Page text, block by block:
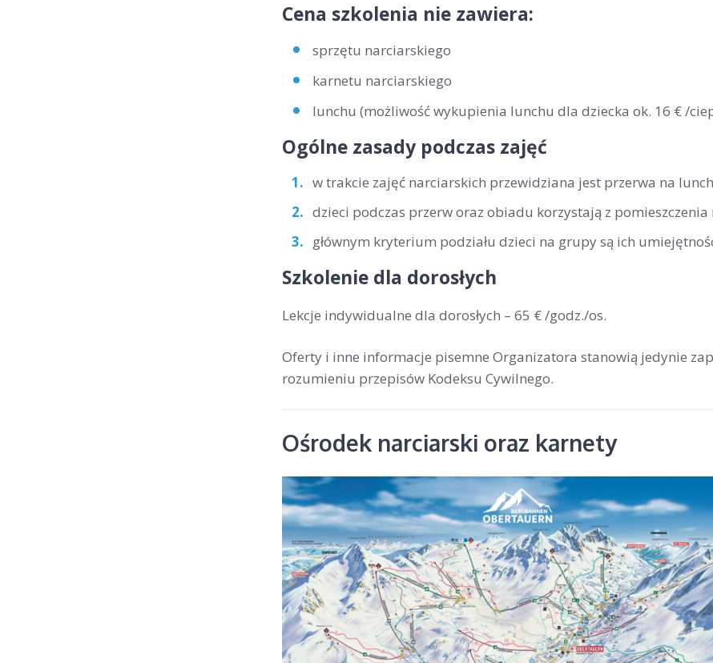
Cena szkolenia nie zawiera:
sprzętu narciarskiego
karnetu narciarskiego
lunchu (możliwość wykupienia lunchu dla dziecka ok. 16 € /
Ogólne zasady podczas zajęć
w trakcie zajęć narciarskich przewidziana jest przerwa na
dzieci podczas przerw oraz obiadu korzystają z
głównym kryterium podziału dzieci na grupy są ich
Szkolenie dla dorosłych
Lekcje indywidualne dla dorosłych – 65 € /godz./os.
Oferty i inne informacje pisemne Organizatora stanowią jedynie
rozumieniu przepisów Kodeksu Cywilnego.
Ośrodek narciarski oraz karnety